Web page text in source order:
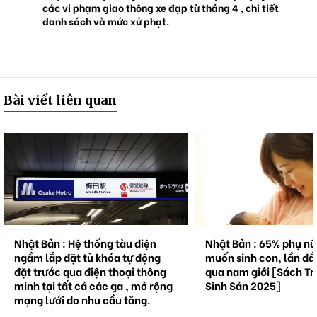
Origami.
Convention chính là một dịp để thấy rõ khoảng cách giữa
hầu như không tồn tại trong Origami. Người lớn,trẻ
cùng điều này với chúng tôi.
http://img53.imageshack.us/img53/720/conve2nr.jpg
http://img53.imageshack.us/img53/2971/conve28pt.jpg
http://img240.imageshack.us/img240/4582/9aa13hy.jpg
http://img240.imageshack.us/img240/6879/185a4aj.jpg
các vi phạm giao thông xe đạp từ tháng 4 , chi tiết
danh sách và mức xử phạt.
Bài viết liên quan
Nhật Bản : 65% phụ nữ không
muốn sinh con, lần đầu tiên vượt
qua nam giới [Sách Trắng về
Sinh Sản 2025]
Natto trở thành hiện
cầu . Bối cảnh và
tương lai.